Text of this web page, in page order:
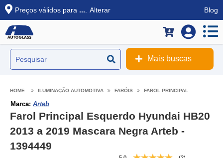
Preços válidos para ... Alterar Blog
Mais buscas
ILUMINAÇÃO AUTOMOTIVA FARÓIS FAROL PRINCIPAL
Marca: Arteb
Farol Principal Esquerdo Hyundai HB20
2013 a 2019 Mascara Negra Arteb -
1394449